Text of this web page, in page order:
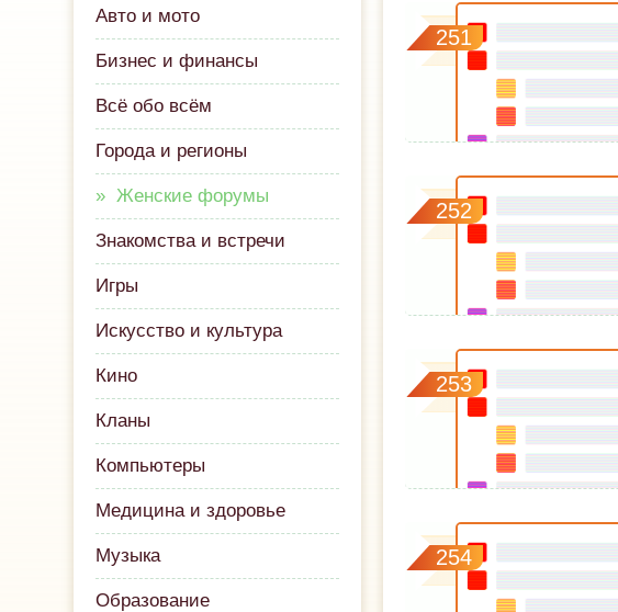
Авто и мото
Бизнес и финансы
Всё обо всём
Города и регионы
Женские форумы
Знакомства и встречи
Игры
Искусство и культура
Кино
Кланы
Компьютеры
Медицина и здоровье
Музыка
Образование
251
252
253
254